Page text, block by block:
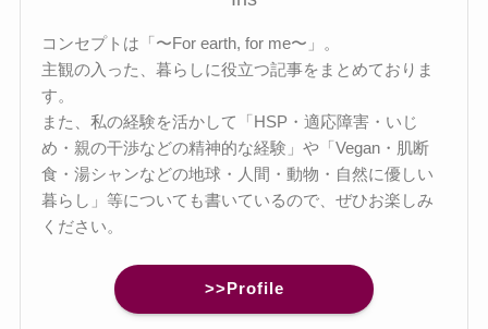
コンセプトは「〜For earth, for me〜」。
主観の入った、暮らしに役立つ記事をまとめておりま
す。
また、私の経験を活かして「HSP・適応障害・いじ
め・親の干渉などの精神的な経験」や「Vegan・肌断
食・湯シャンなどの地球・人間・動物・自然に優しい
暮らし」等についても書いているので、ぜひお楽しみ
ください。
>>Profile